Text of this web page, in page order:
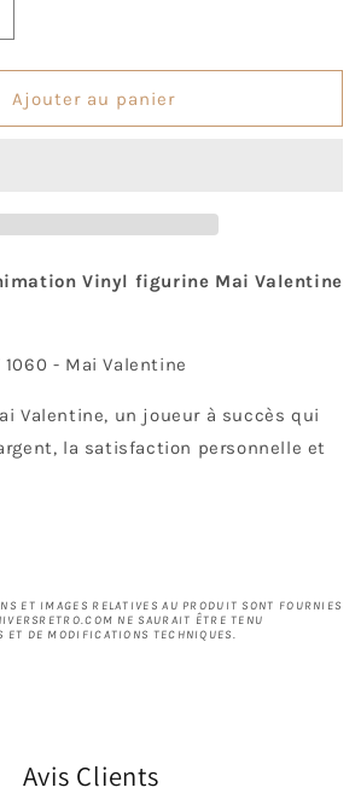
Ajouter au panier
Vinyl figurine Mai Valentine
1060 - Mai Valentine
Valentine, un joueur à succès qui
la satisfaction personnelle et
ET IMAGES RELATIVES AU PRODUIT SONT FOURNIES
NE SAURAIT ÊTRE TENU
ET DE MODIFICATIONS TECHNIQUES.
Avis Clients